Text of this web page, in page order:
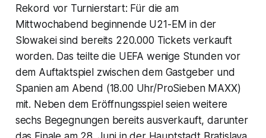
Rekord vor Turnierstart: Für die am
Mittwochabend beginnende U21-EM in der
Slowakei sind bereits 220.000 Tickets verkauft
worden. Das teilte die UEFA wenige Stunden vor
dem Auftaktspiel zwischen dem Gastgeber und
Spanien am Abend (18.00 Uhr/ProSieben MAXX)
mit. Neben dem Eröffnungsspiel seien weitere
sechs Begegnungen bereits ausverkauft, darunter